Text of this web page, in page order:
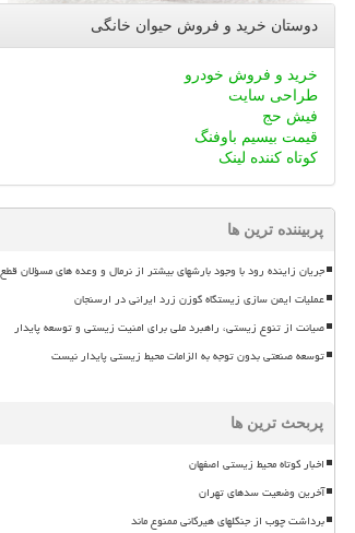
دوستان خرید و فروش حیوان خانگی
خرید و فروش خودرو
طراحی سایت
فیش حج
قیمت بیسیم باوفنگ
کوتاه کننده لینک
پربیننده ترین ها
جریان زاینده رود با وجود بارشهای بیشتر از نرمال و وعده های مسؤلان
عملیات ایمن سازی زیستگاه گوزن زرد ایرانی در ارسنجان
صیانت از تنوع زیستی، راهبرد ملی برای امنیت زیستی و توسعه پایدار
توسعه صنعتی بدون توجه به الزامات محیط زیستی پایدار نیست
پربحث ترین ها
اخبار کوتاه محیط زیستی اصفهان
آخرین وضعیت سدهای تهران
برداشت چوب از جنگلهای هیرکانی ممنوع ماند